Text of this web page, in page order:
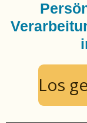
Los